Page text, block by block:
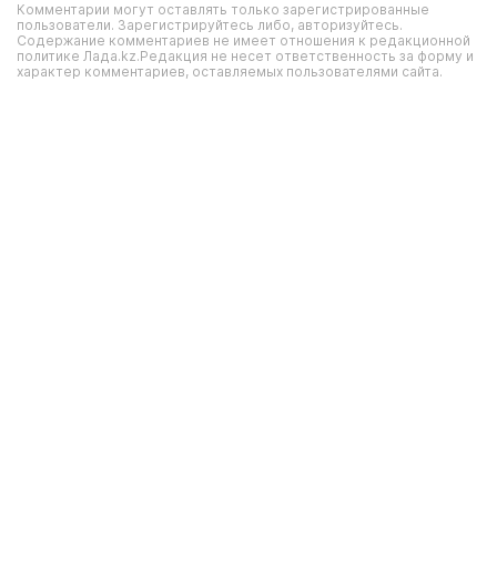
Комментарии могут оставлять только зарегистрированные
пользователи. Зарегистрируйтесь либо, авторизуйтесь.
Содержание комментариев не имеет отношения к редакционной
политике Лада.kz.Редакция не несет ответственность за форму и
характер комментариев, оставляемых пользователями сайта.